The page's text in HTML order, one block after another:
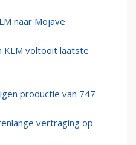
naar Mojave
KLM voltooit laatste
productie van 747
vertraging op